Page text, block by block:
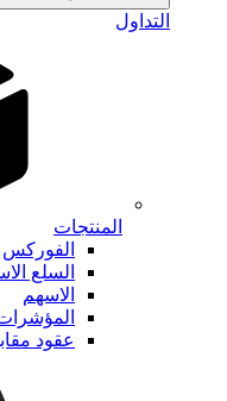
التداول
المنتجات
الفوركس
السلع
الاسهم
عقود